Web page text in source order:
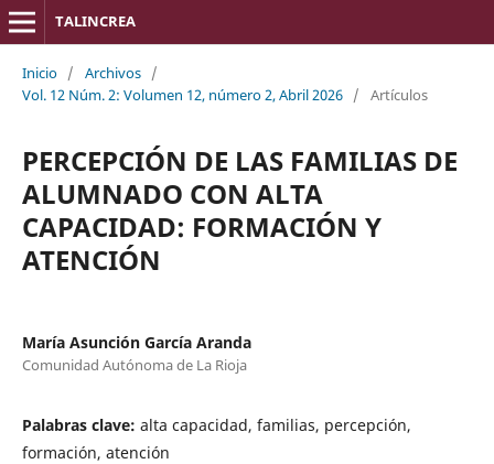
TALINCREA
Inicio / Archivos /
Vol. 12 Núm. 2: Volumen 12, número 2, Abril 2026 / Artículos
PERCEPCIÓN DE LAS FAMILIAS DE
ALUMNADO CON ALTA
CAPACIDAD: FORMACIÓN Y
ATENCIÓN
María Asunción García Aranda
Comunidad Autónoma de La Rioja
Palabras clave: alta capacidad, familias, percepción,
formación, atención